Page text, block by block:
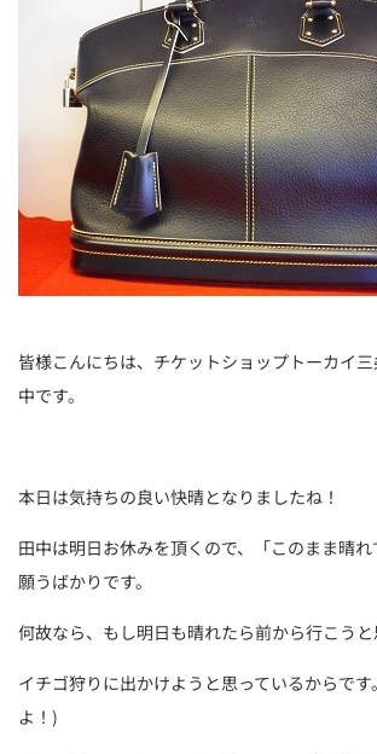
皆様こんにちは、チケットショップトーカイ
中です。
本日は気持ちの良い快晴となりましたね！
田中は明日お休みを頂くので、「このまま晴
願うばかりです。
何故なら、もし明日も晴れたら前から行こう
イチゴ狩りに出かけようと思っているからで
よ！)